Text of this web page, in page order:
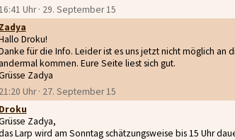
16:41 Uhr · 29. September 15
Zadya
Droku!
für die Info. Leider ist es uns jetzt nicht möglich
kommen. Eure Seite liest sich gut.
Zadya
21:20 Uhr · 27. September 15
Droku
Zadya,
Larp wird am Sonntag schätzungsweise bis 15 Uhr